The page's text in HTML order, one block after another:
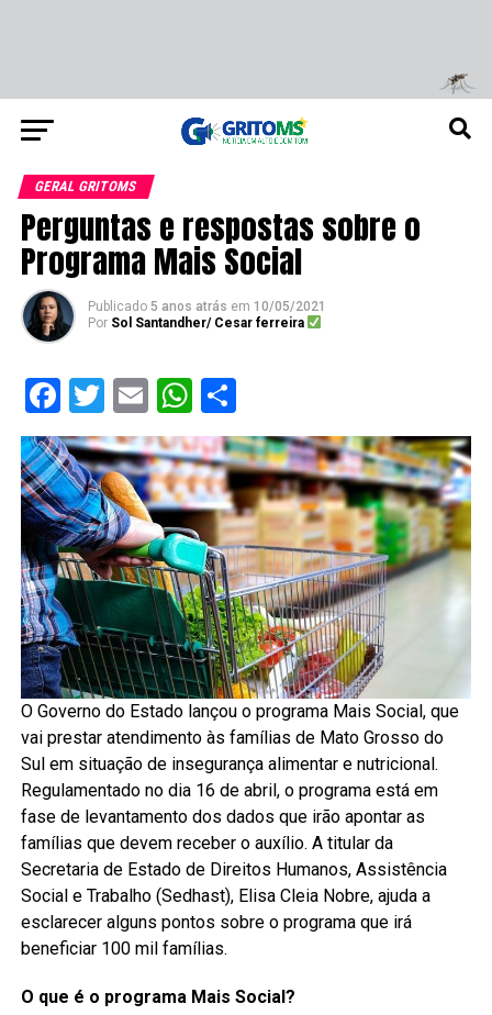
GERAL GRITOMS
Perguntas e respostas sobre o
Programa Mais Social
Publicado 5 anos atrás em 10/05/2021
Por Sol Santandher/ Cesar ferreira
Facebook
Twitter
EmailWhatsApp
Share
O Governo do Estado lançou o programa Mais Social, que
vai prestar atendimento às famílias de Mato Grosso do
Sul em situação de insegurança alimentar e nutricional.
Regulamentado no dia 16 de abril, o programa está em
fase de levantamento dos dados que irão apontar as
famílias que devem receber o auxílio. A titular da
Secretaria de Estado de Direitos Humanos, Assistência
Social e Trabalho (Sedhast), Elisa Cleia Nobre, ajuda a
esclarecer alguns pontos sobre o programa que irá
beneficiar 100 mil famílias.
O que é o programa Mais Social?